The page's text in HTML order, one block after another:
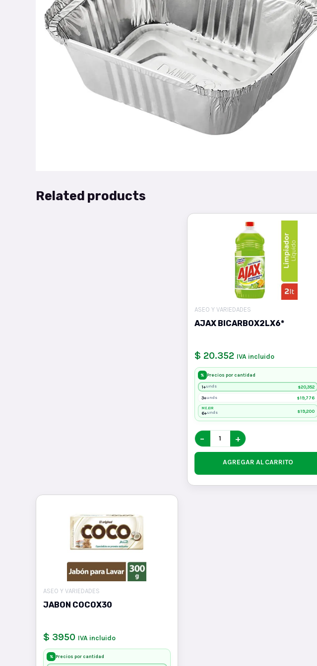
Related products
ASEO Y VARIEDADES
AJAX BICARBOX2LX6*
$ 20.352 IVA incluido
% Precios por cantidad
1+unds $20,352
3+unds $19,776
MEJOR
6+unds $19,200
− +
AGREGAR AL CARRITO
ASEO Y VARIEDADES
JABON COCOX30
$ 3950 IVA incluido
% Precios por cantidad